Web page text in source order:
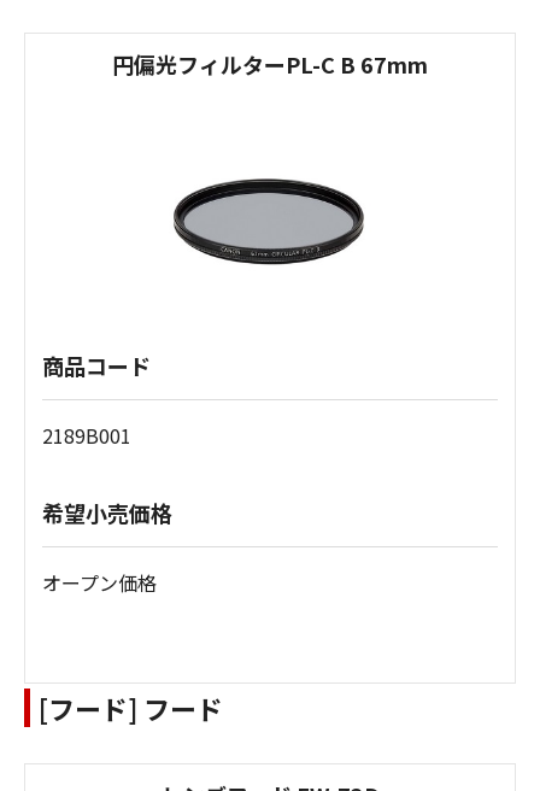
円偏光フィルターPL-C B 67mm
商品コード
2189B001
希望小売価格
オープン価格
[フード] フード